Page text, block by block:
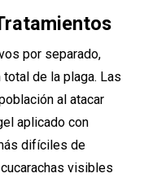
por separado,
de la plaga. Las
al atacar
aplicado con
difíciles de
visibles